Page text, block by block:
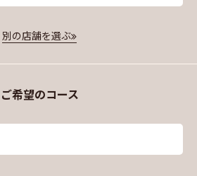
別の店舗を選ぶ
ご希望のコース